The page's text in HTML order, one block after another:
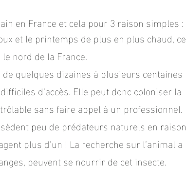
en France et cela pour 3 raison simples :
et le printemps de plus en plus chaud, ce
nord de la France.
quelques dizaines à plusieurs centaines
d’accès. Elle peut donc coloniser la
sans faire appel à un professionnel.
peu de prédateurs naturels en raison
plus d’un ! La recherche sur l’animal a
peuvent se nourrir de cet insecte.